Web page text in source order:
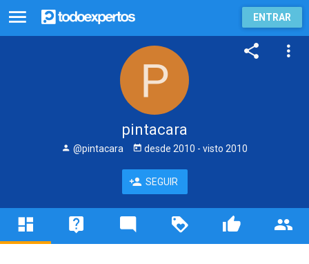
ENTRAR
pintacara
@pintacara desde 2010 - visto 2010
SEGUIR